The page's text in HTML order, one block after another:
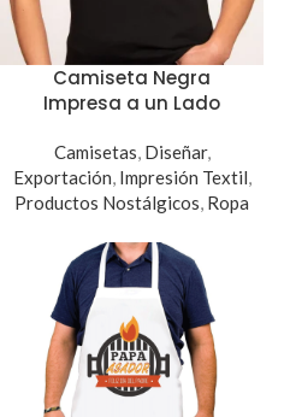
Camiseta Negra
Impresa a un Lado
Camisetas, Diseñar,
Exportación, Impresión Textil,
Productos Nostálgicos, Ropa